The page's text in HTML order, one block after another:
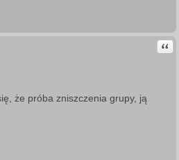
Cytuj
że próba zniszczenia grupy, ją